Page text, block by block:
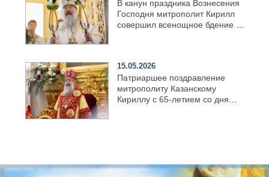
В канун праздника Вознесения
Господня митрополит Кирилл
совершил всенощное бдение в
15.05.2026
Патриаршее поздравление
митрополиту Казанскому
Кириллу с 65-летием со дня